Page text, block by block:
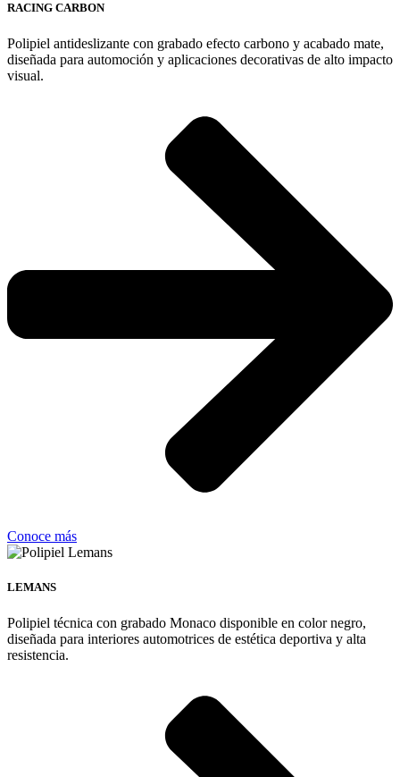
RACING CARBON
Polipiel antideslizante con grabado efecto carbono y acabado mate,
diseñada para automoción y aplicaciones decorativas de alto impacto
visual.
Conoce más
LEMANS
Polipiel técnica con grabado Monaco disponible en color negro,
diseñada para interiores automotrices de estética deportiva y alta
resistencia.